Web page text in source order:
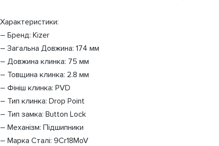
Характеристики:
– Бренд: Kizer
– Загальна Довжина: 174 мм
– Довжина клинка: 75 мм
– Товщина клинка: 2.8 мм
– Фініш клинка: PVD
– Тип клинка: Drop Point
– Тип замка: Button Lock
– Механізм: Підшипники
– Марка Сталі: 9Cr18MoV